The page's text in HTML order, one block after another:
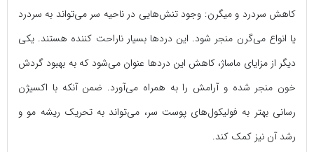
کاهش سردرد و میگرن: وجود تنش‌هایی در ناحیه سر می‌تواند به سردرد
یا انواع می‌گرن منجر شود. این دردها بسیار ناراحت کننده هستند. یکی
دیگر از مزایای ماساژ، کاهش این دردها عنوان می‌شود که به بهبود گردش
خون منجر شده و آرامش را به همراه می‌آورد. ضمن آنکه با اکسیژن
رسانی بهتر به فولیکول‌های پوست سر، می‌تواند به تحریک ریشه مو و
رشد آن نیز کمک کند.